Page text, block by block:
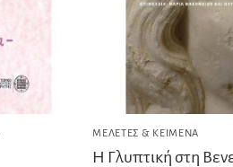
ΜΕΛΈΤΕΣ & ΚΕΊΜΕΝΑ
Η Γλυπτική στη